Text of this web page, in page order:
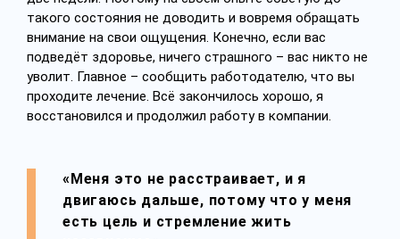
такого состояния не доводить и вовремя обращать
внимание на свои ощущения. Конечно, если вас
подведёт здоровье, ничего страшного – вас никто не
уволит. Главное – сообщить работодателю, что вы
проходите лечение. Всё закончилось хорошо, я
восстановился и продолжил работу в компании.
«Меня это не расстраивает, и я
двигаюсь дальше, потому что у меня
есть цель и стремление жить